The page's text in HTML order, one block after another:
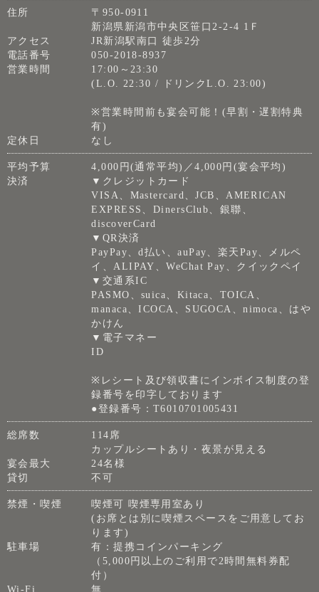
住所
〒950-0911
新潟県新潟市中央区笹口2-2-4 1Ｆ
アクセス
JR新潟駅南口 徒歩2分
電話番号
050-2018-8937
営業時間
17:00～23:30
(L.O. 22:30 / ドリンクL.O. 23:00)
※営業時間前も宴会可能！(早割・遅割特典
有)
定休日
なし
平均予算
4,000円(通常平均)／4,000円(宴会平均)
決済
▼クレジットカード
VISA、Mastercard、JCB、AMERICAN
EXPRESS、DinersClub、銀聯、
discoverCard
▼QR決済
PayPay、d払い、auPay、楽天Pay、メルペ
イ、ALIPAY、WeChat Pay、クイックペイ
▼交通系IC
PASMO、suica、Kitaca、TOICA、
manaca、ICOCA、SUGOCA、nimoca、はや
かけん
▼電子マネー
ID
※レシート及び領収書にインボイス制度の登
録番号を印字しております
●登録番号：T6010701005431
総席数
114席
カップルシートあり・夜景が見える
宴会最大
24名様
貸切
不可
禁煙・喫煙
喫煙可 喫煙専用室あり
(お席とは別に喫煙スペースをご用意してお
ります)
駐車場
有：提携コインパーキング
（5,000円以上のご利用で2時間無料券配
付）
Wi-Fi
無